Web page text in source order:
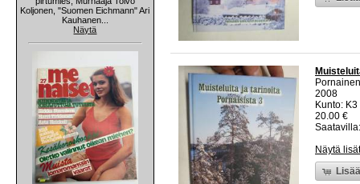
Koljonen, "Suomen Eichmann" Ari
Kauhanen...
Näytä
2008
Kunto:
20.00 €
Näytä